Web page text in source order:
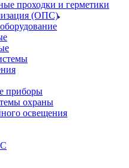
проходки и герметики
(ОПС)
приборы
охраны
освещения